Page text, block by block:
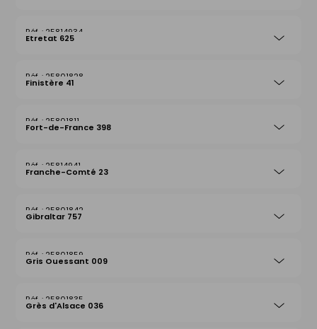
25814934
Etretat 625
25801828
Finistère 41
25801811
Fort-de-France 398
25814941
Franche-Comté 23
25801842
Gibraltar 757
25801859
Gris Ouessant 009
25801835
Grès d'Alsace 036